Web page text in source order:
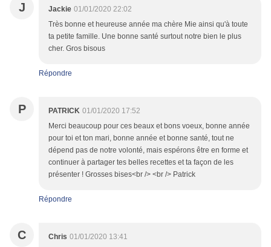
J Jackie 01/01/2020 22:02
Très bonne et heureuse année ma chère Mie ainsi qu'à toute
ta petite famille. Une bonne santé surtout notre bien le plus
cher. Gros bisous
Répondre
P PATRICK 01/01/2020 17:52
Merci beaucoup pour ces beaux et bons voeux, bonne année
pour toi et ton mari, bonne année et bonne santé, tout ne
dépend pas de notre volonté, mais espérons être en forme et
continuer à partager tes belles recettes et ta façon de les
présenter ! Grosses bises<br /> <br /> Patrick
Répondre
C Chris 01/01/2020 13:41